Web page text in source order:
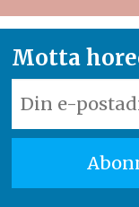
Motta